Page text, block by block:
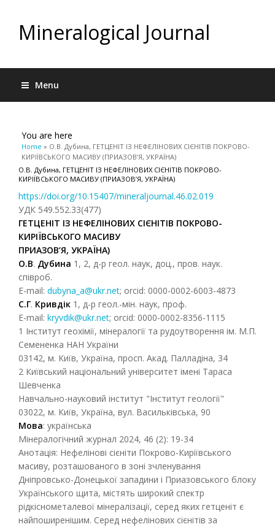
Mineralogical Journal
Menu
You are here
Home » О.В. Дубина, ГЕТЦЕНІТ ІЗ НЕФЕЛІНОВИХ СІЄНІТІВ ПОКРОВО-
КИРІЇВСЬКОГО МАСИВУ (ПРИАЗОВ’Я, УКРАЇНА)
О.В. Дубина, ГЕТЦЕНІТ ІЗ НЕФЕЛІНОВИХ СІЄНІТІВ ПОКРОВО-
КИРІЇВСЬКОГО МАСИВУ (ПРИАЗОВ’Я, УКРАЇНА)
https://doi.org/10.15407/mineraljournal.46.02.019
УДК 549.552.33(477)
ГЕТЦЕНІТ ІЗ НЕФЕЛІНОВИХ СІЄНІТІВ ПОКРОВО-
КИРІЇВСЬКОГО МАСИВУ
ПРИАЗОВ’Я, УКРАЇНА)
О.В. Дубина 1, 2, д-р геол. наук, доц., пров. наук.
співроб.
E-mail: dubyna_a@ukr.net; orcid: 0000-0002-6003-4873
С.Г. Кривдік 1, д-р геол.-мін. наук, проф.
E-mail: kryvdik@ukr.net; orcid: 0000-0002-8356-1115
1 Інститут геохімії, мінералогії та рудоутворення ім. М.П.
Семененка НАН України
03142, м. Київ, Україна, просп. Акад. Палладіна, 34
2 Київський національний університет імені Тараса
Шевченка
Навчально-науковий інститут "Інститут геології"
03022, м. Київ, Україна, вул. Васильківська, 90
Мова: українська
Мінералогічний журнал 2024, 46 (2): 19-34
Анотація: Нефелінові сієніти Покрово-Киріївського
масиву, розташованого в зоні зчленування
Дніпровсько-Донецької западини і Приазовського блоку
Українського щита, містять широкий спектр
рідкіснометалевої мінералізації, серед яких гетценіт є
найпоширенішим. Серед нефелінових сієнітів за